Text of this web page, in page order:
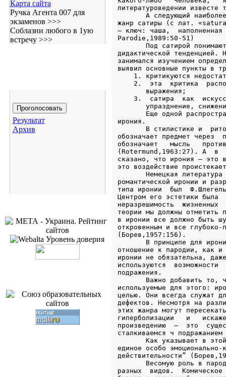
Карта сайта
Ручка Агента 007 для
экзаменов >>>
Соблазни любого в 1ую
встречу >>>
Результат
Архив